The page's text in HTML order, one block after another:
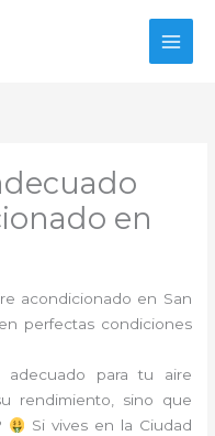
en
acondicionado en San
perfectas condiciones
adecuado para tu aire
rendimiento, sino que
Si vives en la Ciudad